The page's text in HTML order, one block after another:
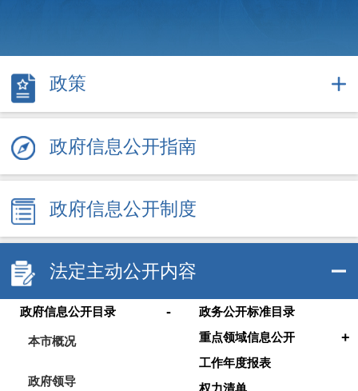
政策
政府信息公开指南
政府信息公开制度
法定主动公开内容
政府信息公开目录 -
本市概况
政府领导
政务公开标准目录
重点领域信息公开
+
工作年度报表